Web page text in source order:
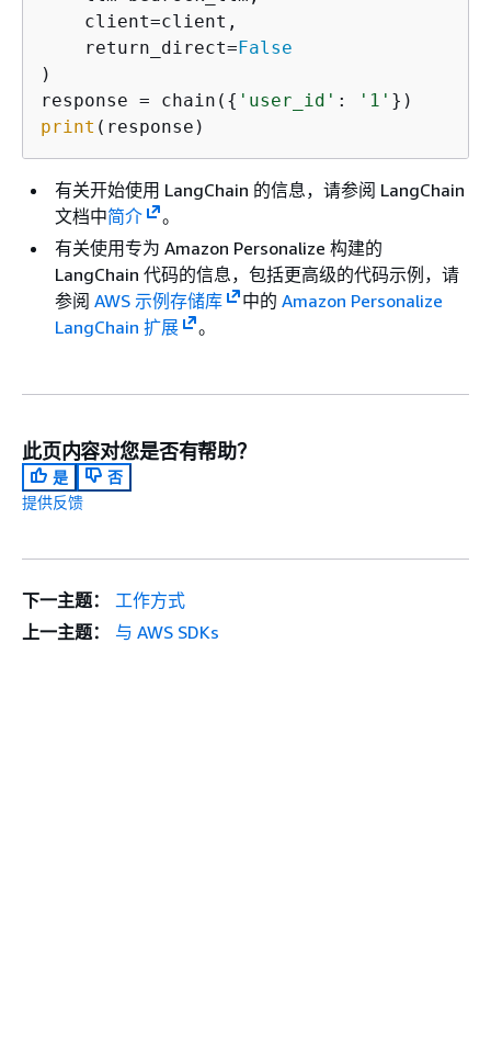
    client=client,
    return_direct=
False
)
response = chain( { 'user_id' : '1'
print (response)
有关开始使用 LangChain 的信息，请参阅 LangChain
文档中简介
。
有关使用专为 Amazon Personalize 构建的
LangChain 代码的信息，包括更高级的代码示例，请
参阅 AWS 示例存储库 中的 Amazon Personalize
LangChain 扩展
。
此页内容对您是否有帮助？
是
否
提供反馈
下一主题：
工作方式
上一主题：
与 AWS SDKs